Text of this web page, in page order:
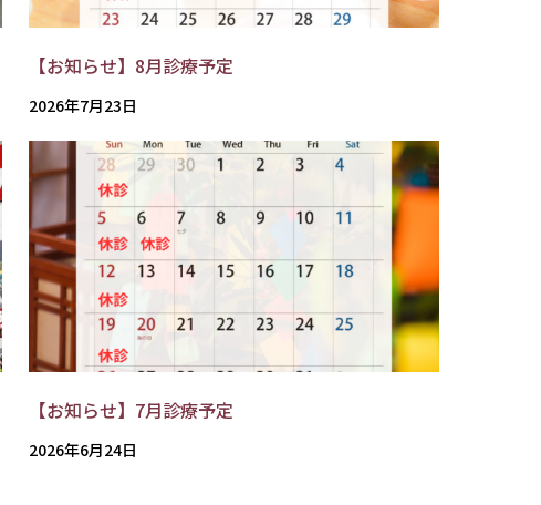
【お知らせ】8月診療予定
2026年7月23日
【お知らせ】7月診療予定
2026年6月24日